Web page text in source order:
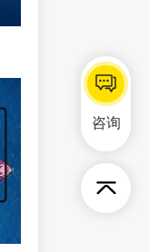
咨询